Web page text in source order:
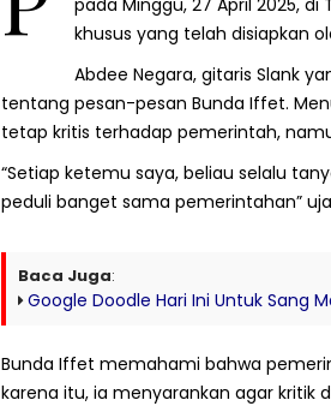
pada Minggu, 27 April 2025, di
khusus yang telah disiapkan
Abdee Negara, gitaris Slank
tentang pesan-pesan Bunda Iffet.
tetap kritis terhadap pemerintah,
“Setiap ketemu saya, beliau selalu
peduli banget sama pemerintahan”
Baca Juga:
Google Doodle Hari Ini Untuk Sang
Bunda Iffet memahami bahwa
karena itu, ia menyarankan agar kritik